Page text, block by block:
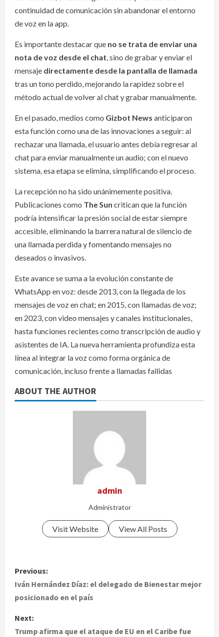
continuidad de comunicación sin abandonar el entorno
de voz en la app.
Es importante destacar que no se trata de enviar una
nota de voz desde el chat, sino de grabar y enviar el
mensaje directamente desde la pantalla de llamada
tras un tono perdido, mejorando la rapidez sobre el
método actual de volver al chat y grabar manualmente.
En el pasado, medios como Gizbot News anticiparon
esta función como una de las innovaciones a seguir: al
rechazar una llamada, el usuario antes debía regresar al
chat para enviar manualmente un audio; con el nuevo
sistema, esa etapa se elimina, simplificando el proceso.
La recepción no ha sido unánimemente positiva.
Publicaciones como The Sun critican que la función
podría intensificar la presión social de estar siempre
accesible, eliminando la barrera natural de silencio de
una llamada perdida y fomentando mensajes no
deseados o invasivos.
Este avance se suma a la evolución constante de
WhatsApp en voz: desde 2013, con la llegada de los
mensajes de voz en chat; en 2015, con llamadas de voz;
en 2023, con video mensajes y canales institucionales,
hasta funciones recientes como transcripción de audio y
asistentes de IA. La nueva herramienta profundiza esta
línea al integrar la voz como forma orgánica de
comunicación, incluso frente a llamadas fallidas
ABOUT THE AUTHOR
admin
Administrator
Visit Website View All Posts
P
o
s
t
Previous:
Iván Hernández Díaz: el delegado de Bienestar mejor
posicionado en el país
Next:
Trump afirma que el ataque de EU en el Caribe fue